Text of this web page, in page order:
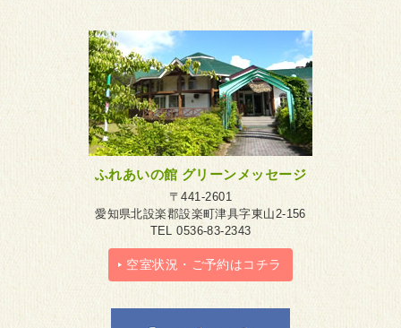
ふれあいの館 グリーンメッセージ
〒441-2601
愛知県北設楽郡設楽町津具字東山2-156
TEL 0536-83-2343
空室状況・ご予約はコチラ